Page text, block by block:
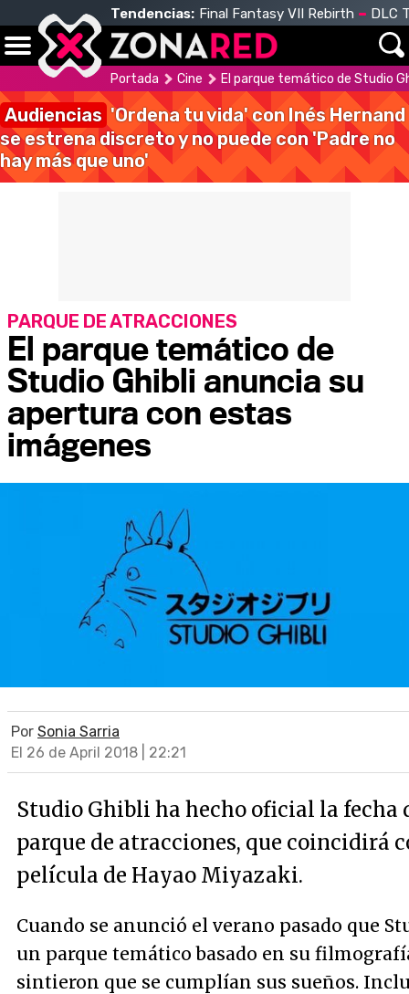
Tendencias: Final Fantasy VII Rebirth DLC
Portada Cine El parque temático de Studio
Audiencias 'Ordena tu vida' con Inés Hernand
se estrena discreto y no puede con 'Padre no
hay más que uno'
El parque temático de
Studio Ghibli anuncia su
apertura con estas
imágenes
PARQUE DE ATRACCIONES
Por Sonia Sarria
El 26 de April 2018 | 22:21
Studio Ghibli ha hecho oficial la fecha
parque de atracciones, que coincidirá
película de Hayao Miyazaki.
Cuando se anunció el verano pasado que
un parque temático basado en su
sintieron que se cumplían sus sueños.